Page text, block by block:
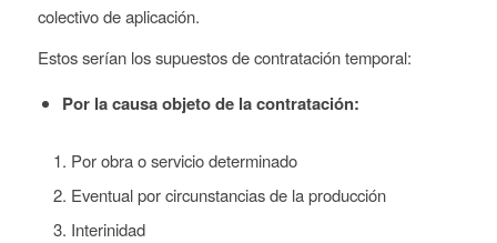
colectivo de aplicación.
Estos serían los supuestos de contratación temporal:
Por la causa objeto de la contratación:
Por obra o servicio determinado
Eventual por circunstancias de la producción
Interinidad